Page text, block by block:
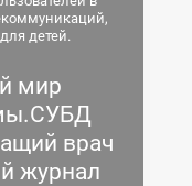
детей.
мир
врач
журнал